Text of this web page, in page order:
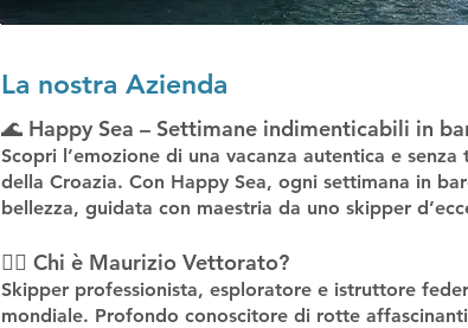
La nostra Azienda
🌊 Happy Sea – Settimane indimenticabili in
Scopri l’emozione di una vacanza autentica e
della Croazia. Con Happy Sea, ogni settimana in
bellezza, guidata con maestria da uno skipper
👨‍✈️ Chi è Maurizio Vettorato?
Skipper professionista, esploratore e istruttore
mondiale. Profondo conoscitore di rotte